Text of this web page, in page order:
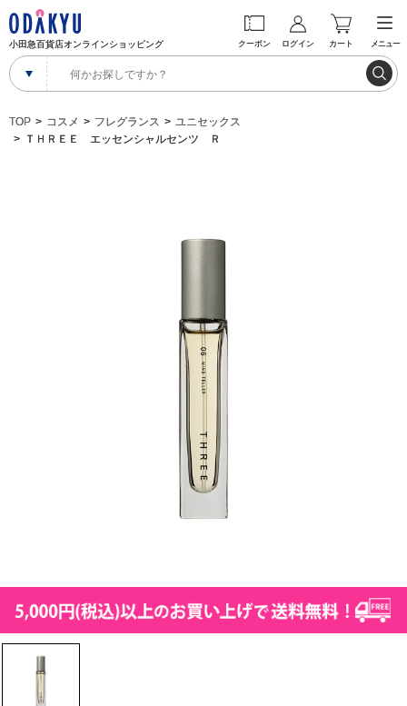
小田急百貨店オンラインショッピング クーポン ログイン カート メニュー
TOP コスメ フレグランス
ユニセックス
ＴＨＲＥＥ エッセンシャルセンツ Ｒ